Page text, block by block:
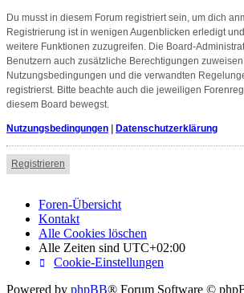
Du musst in diesem Forum registriert sein, um dich
Registrierung ist in wenigen Augenblicken erledigt
weitere Funktionen zuzugreifen. Die Board-
Benutzern auch zusätzliche Berechtigungen
Nutzungsbedingungen und die verwandten
registrierst. Bitte beachte auch die jeweiligen
diesem Board bewegst.
Nutzungsbedingungen | Datenschutzerklärung
Registrieren
Foren-Übersicht
Kontakt
Alle Cookies löschen
Alle Zeiten sind UTC+02:00
Cookie-Einstellungen
Powered by phpBB® Forum Software ©